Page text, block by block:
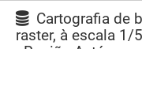
Cartografia de
raster, à escala 1/
- Região